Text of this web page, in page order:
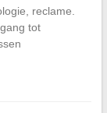
reclame.
tot